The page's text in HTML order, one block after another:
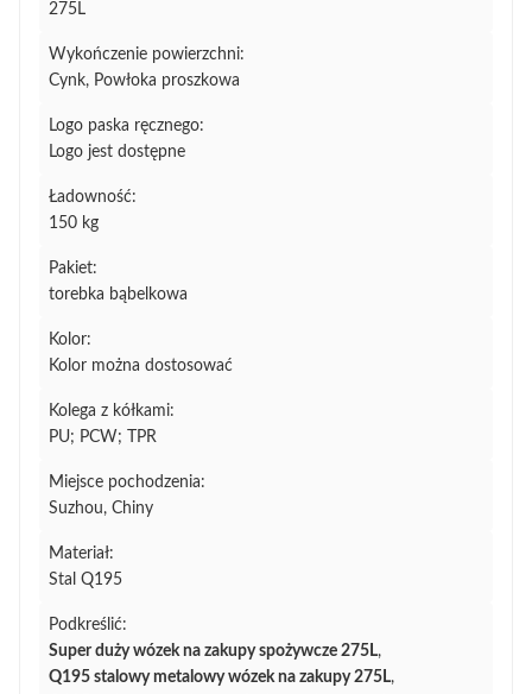
275L
Wykończenie powierzchni:
Cynk, Powłoka proszkowa
Logo paska ręcznego:
Logo jest dostępne
Ładowność:
150 kg
Pakiet:
torebka bąbelkowa
Kolor:
Kolor można dostosować
Kolega z kółkami:
PU; PCW; TPR
Miejsce pochodzenia:
Suzhou, Chiny
Materiał:
Stal Q195
Podkreślić:
Super duży wózek na zakupy spożywcze 275L,
Q195 stalowy metalowy wózek na zakupy 275L,